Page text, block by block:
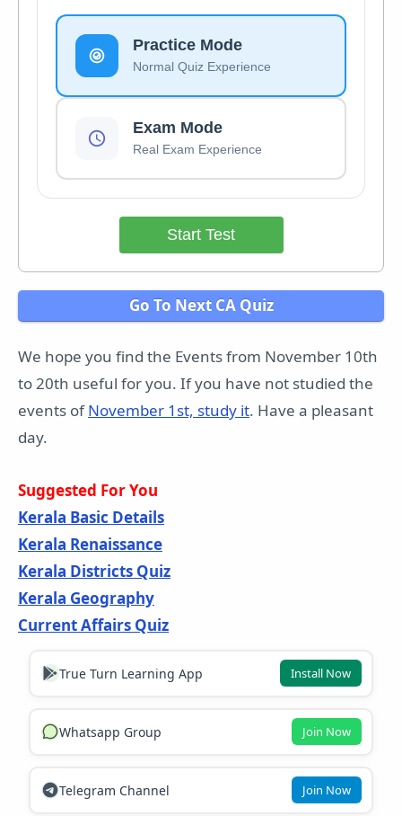
Practice Mode
Normal Quiz Experience
Exam Mode
Real Exam Experience
Start Test
Go To Next CA Quiz
We hope you find the Events from November 10th
to 20th useful for you. If you have not studied the
events ofNovember 1st, study it. Have a pleasant
day.
Suggested For You
Kerala Basic Details
Kerala Renaissance
Kerala Districts Quiz
Kerala Geography
Current Affairs Quiz
True Turn Learning App Install Now
Whatsapp Group Join Now
Telegram Channel Join Now